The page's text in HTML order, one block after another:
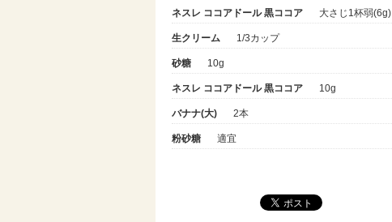
ネスレ ココアドール 黒ココア 大さじ1杯弱(6g)
生クリーム 1/3カップ
砂糖 10g
ネスレ ココアドール 黒ココア 10g
バナナ(大) 2本
粉砂糖 適宜